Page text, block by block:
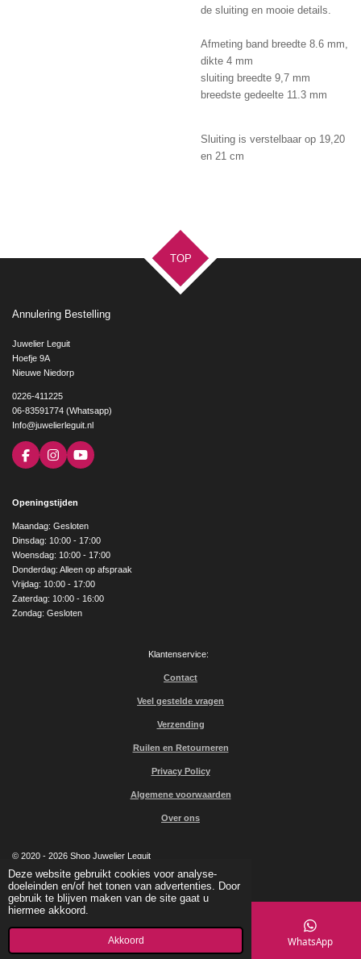
Deze website gebruikt cookies voor analyse-
doeleinden en/of het tonen van advertenties. Door
gebruik te blijven maken van de site gaat u
hiermee akkoord.
Akkoord
de sluiting en mooie details.
Afmeting band breedte 8.6 mm,
dikte 4 mm
sluiting breedte 9,7 mm
breedste gedeelte 11.3 mm
Sluiting is verstelbaar op 19,20
en 21 cm
TOP
Annulering Bestelling
Juwelier Leguit
Hoefje 9A
Nieuwe Niedorp
0226-411225
06-83591774 (Whatsapp)
Info@juwelierleguit.nl
F
a
b
o
k
I
n
a
g
r
a
m
Y
o
e
Openingstijden
Maandag: Gesloten
Dinsdag: 10:00 - 17:00
Woensdag: 10:00 - 17:00
Donderdag: Alleen op afspraak
Vrijdag: 10:00 - 17:00
Zaterdag: 10:00 - 16:00
Zondag: Gesloten
Klantenservice:
Contact
Veel gestelde vragen
Verzending
Ruilen en Retourneren
Privacy Policy
Algemene voorwaarden
Over ons
© 2020 - 2026 Shop Juwelier Leguit
Powered byJouwWeb
Kaart WhatsApp